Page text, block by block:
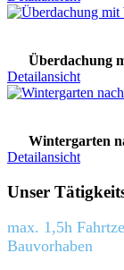
Überdachung
Detailansicht
Wintergarten
Detailansicht
Unser
max. 1,5h
Bauvorhaben